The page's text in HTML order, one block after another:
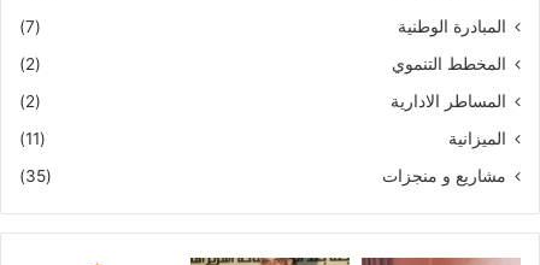
المبادرة الوطنية
(7)
المخطط التنموي
(2)
المساطر الادارية
(2)
الميزانية
(11)
مشاريع و منجزات
(35)